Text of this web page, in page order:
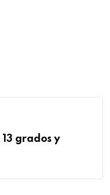
grados y